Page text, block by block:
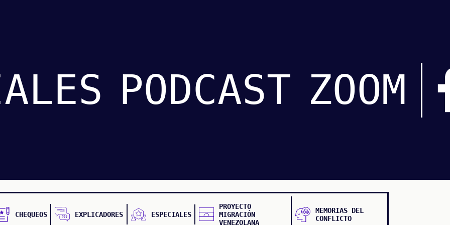
PODCAST ZOOM
CHEQUEOS EXPLICADORES ESPECIALES
PROYECTO
MIGRACIÓN
VENEZOLANA
MEMORIAS DEL
CONFLICTO